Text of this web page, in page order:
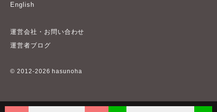
English
運営会社・お問い合わせ
運営者ブログ
© 2012-2026 hasunoha